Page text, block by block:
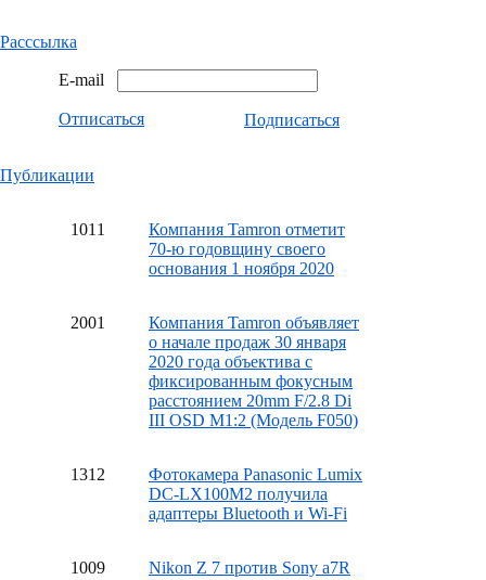
Расссылка
E-mail
Отписаться Подписаться
Публикации
1011
Компания Tamron отметит
70-ю годовщину своего
основания 1 ноября 2020
2001
Компания Tamron объявляет
о начале продаж 30 января
2020 года объектива с
фиксированным фокусным
расстоянием 20mm F/2.8 Di
III OSD M1:2 (Модель F050)
1312
Фотокамера Panasonic Lumix
DC-LX100M2 получила
адаптеры Bluetooth и Wi-Fi
1009
Nikon Z 7 против Sony a7R